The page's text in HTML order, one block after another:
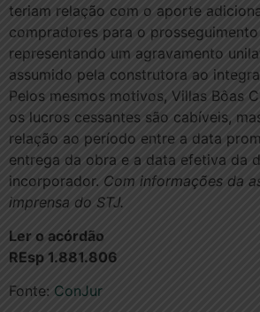
teriam relação com o aporte
compradores para o
representando um agravamento
assumido pela construtora ao
Pelos mesmos motivos, Villas Bôas
os lucros cessantes são cabíveis,
relação ao período entre a data
entrega da obra e a data efetiva da
incorporador. Com informações da
imprensa do STJ.
Ler o acórdão
REsp 1.881.806
Fonte: ConJur